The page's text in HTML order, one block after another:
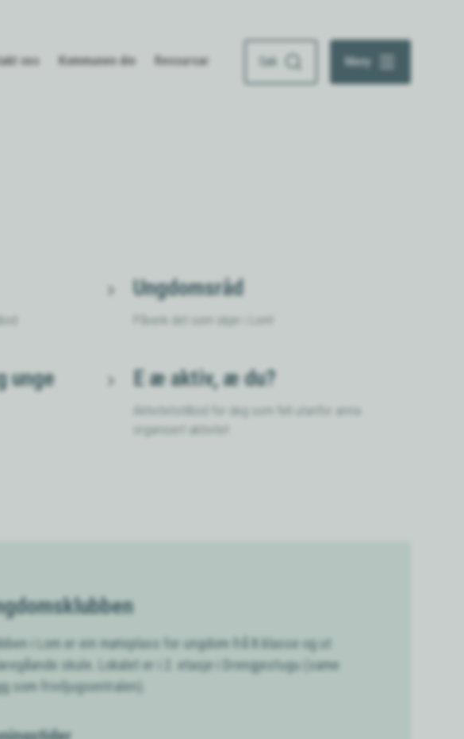
oss Kommunen din Ressursar Søk Meny
Ungdomsråd
Påverk det som skjer i Lom!
unge E æ aktiv, æ du?
Aktivitetstilbod for deg som fell utanfor anna
organisert aktivitet
i Lom er ein møteplass for ungdom frå 8.klasse og ut
skule. Lokalet er i 2. etasje i Drengjestugu (same
som friviljugsentralen).